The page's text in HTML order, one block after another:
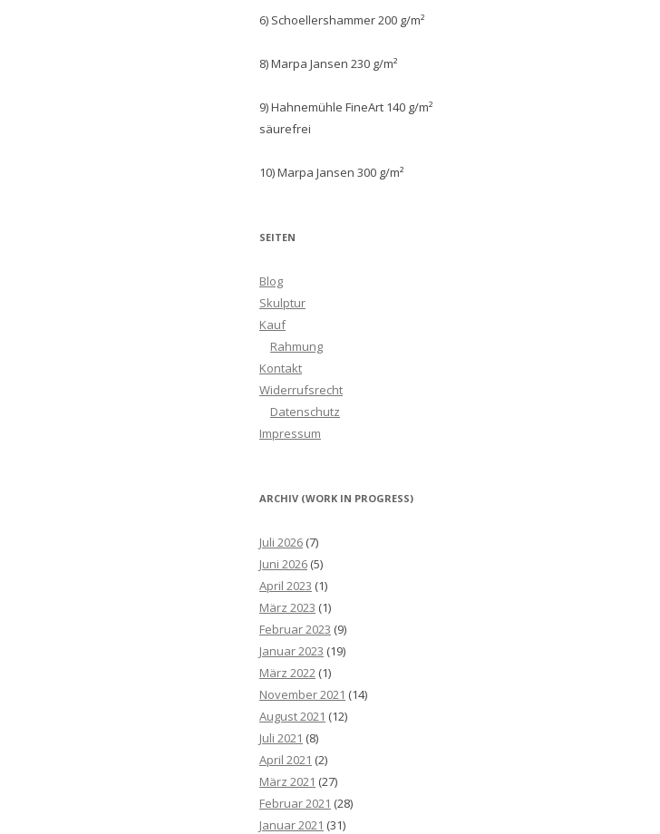
6) Schoellershammer 200 g/m²
8) Marpa Jansen 230 g/m²
9) Hahnemühle FineArt 140 g/m²
säurefrei
10) Marpa Jansen 300 g/m²
SEITEN
Blog
Skulptur
Kauf
Rahmung
Kontakt
Widerrufsrecht
Datenschutz
Impressum
ARCHIV (WORK IN PROGRESS)
Juli 2026 (7)
Juni 2026 (5)
April 2023 (1)
März 2023 (1)
Februar 2023 (9)
Januar 2023 (19)
März 2022 (1)
November 2021 (14)
August 2021 (12)
Juli 2021 (8)
April 2021 (2)
März 2021 (27)
Februar 2021 (28)
Januar 2021 (31)